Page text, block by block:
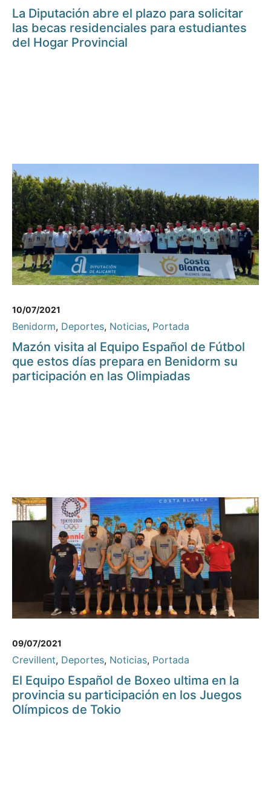
La Diputación abre el plazo para solicitar
las becas residenciales para estudiantes
del Hogar Provincial
10/07/2021
Benidorm, Deportes, Noticias, Portada
Mazón visita al Equipo Español de Fútbol
que estos días prepara en Benidorm su
participación en las Olimpiadas
09/07/2021
Crevillent, Deportes, Noticias, Portada
El Equipo Español de Boxeo ultima en la
provincia su participación en los Juegos
Olímpicos de Tokio